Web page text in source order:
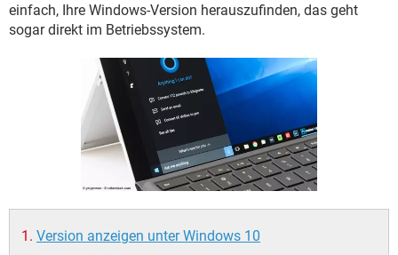
einfach, Ihre Windows-Version herauszufinden, das geht
sogar direkt im Betriebssystem.
Version anzeigen unter Windows 10